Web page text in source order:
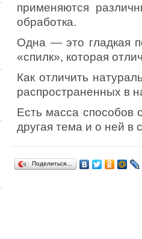
применяются
обработка.
Одна — это гладкая
«спилк», которая
Как отличить
распространенных в
Есть масса способов
другая тема и о ней в
Поделиться…